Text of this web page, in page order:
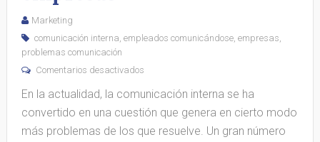
Marketing
comunicación interna, empleados comunicándose, empresas,
problemas comunicación
Comentarios desactivados
En la actualidad, la comunicación interna se ha
convertido en una cuestión que genera en cierto modo
más problemas de los que resuelve. Un gran número